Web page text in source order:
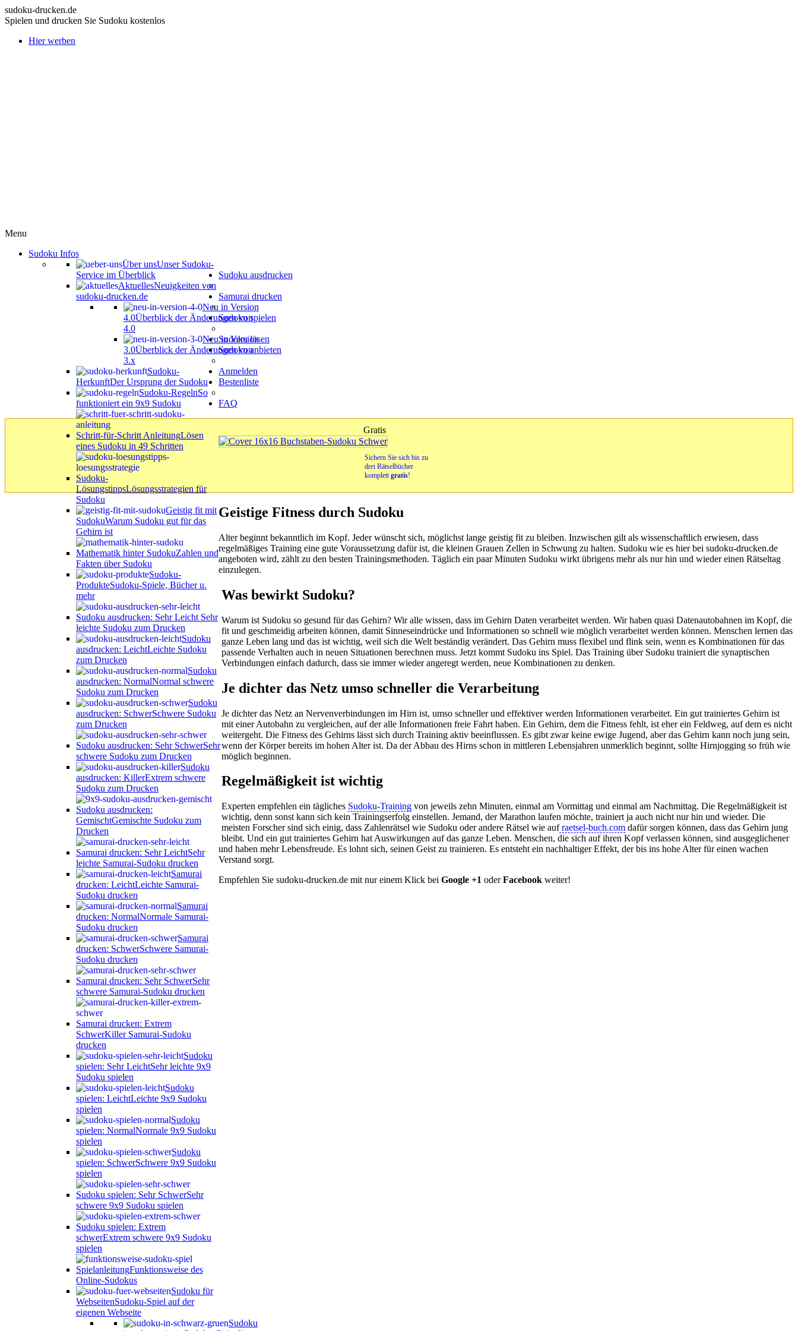
sudoku-drucken.de
Spielen und drucken Sie Sudoku kostenlos
Hier werben
Menu
Sudoku Infos
Über unsUnser Sudoku-
Service im Überblick
AktuellesNeuigkeiten von
sudoku-drucken.de
Neu in Version
4.0Überblick der Änderungen von
4.0
Neu in Version
3.0Überblick der Änderungen von
3.x
Sudoku-
HerkunftDer Ursprung der Sudoku
Sudoku-RegelnSo
funktioniert ein 9x9 Sudoku
Schritt-für-Schritt AnleitungLösen
eines Sudoku in 49 Schritten
Sudoku-
LösungstippsLösungsstrategien für
Sudoku
Geistig fit mit
SudokuWarum Sudoku gut für das
Gehirn ist
Mathematik hinter SudokuZahlen und
Fakten über Sudoku
Sudoku-
ProdukteSudoku-Spiele, Bücher u.
mehr
Sudoku ausdrucken
Sudoku ausdrucken: Sehr Leicht Sehr
leichte Sudoku zum Drucken
Sudoku
ausdrucken: LeichtLeichte Sudoku
zum Drucken
Sudoku
ausdrucken: NormalNormal schwere
Sudoku zum Drucken
Sudoku
ausdrucken: SchwerSchwere Sudoku
zum Drucken
Sudoku ausdrucken: Sehr SchwerSehr
schwere Sudoku zum Drucken
Sudoku
ausdrucken: KillerExtrem schwere
Sudoku zum Drucken
Sudoku ausdrucken:
GemischtGemischte Sudoku zum
Drucken
Samurai drucken
Samurai drucken: Sehr LeichtSehr
leichte Samurai-Sudoku drucken
Samurai
drucken: LeichtLeichte Samurai-
Sudoku drucken
Samurai
drucken: NormalNormale Samurai-
Sudoku drucken
Samurai
drucken: SchwerSchwere Samurai-
Sudoku drucken
Samurai drucken: Sehr SchwerSehr
schwere Samurai-Sudoku drucken
Samurai drucken: Extrem
SchwerKiller Samurai-Sudoku
drucken
Sudoku spielen
Sudoku
spielen: Sehr LeichtSehr leichte 9x9
Sudoku spielen
Sudoku
spielen: LeichtLeichte 9x9 Sudoku
spielen
Sudoku
spielen: NormalNormale 9x9 Sudoku
spielen
Sudoku
spielen: SchwerSchwere 9x9 Sudoku
spielen
Sudoku spielen: Sehr SchwerSehr
schwere 9x9 Sudoku spielen
Sudoku spielen: Extrem
schwerExtrem schwere 9x9 Sudoku
spielen
SpielanleitungFunktionsweise des
Online-Sudokus
Sudoku lösen
Sudoku anbieten
Sudoku für
WebseitenSudoku-Spiel auf der
eigenen Webseite
Sudoku
Anmelden
Bestenliste
FAQ
Gratis
Sichern Sie sich bis zu
drei Rätselbücher
komplettgratis!
Geistige Fitness durch Sudoku
Alter beginnt bekanntlich im Kopf. Jeder wünscht sich, möglichst lange geistig fit zu bleiben. Inzwischen gilt als wissenschaftlich erwiesen, dass
regelmäßiges Training eine gute Voraussetzung dafür ist, die kleinen Grauen Zellen in Schwung zu halten. Sudoku wie es hier bei sudoku-drucken.de
angeboten wird, zählt zu den besten Trainingsmethoden. Täglich ein paar Minuten Sudoku wirkt übrigens mehr als nur hin und wieder einen Rätseltag
einzulegen.
Was bewirkt Sudoku?
Warum ist Sudoku so gesund für das Gehirn? Wir alle wissen, dass im Gehirn Daten verarbeitet werden. Wir haben quasi Datenautobahnen im Kopf, die
fit und geschmeidig arbeiten können, damit Sinneseindrücke und Informationen so schnell wie möglich verarbeitet werden können. Menschen lernen das
ganze Leben lang und das ist wichtig, weil sich die Welt beständig verändert. Das Gehirn muss flexibel und flink sein, wenn es Kombinationen für das
passende Verhalten auch in neuen Situationen berechnen muss. Jetzt kommt Sudoku ins Spiel. Das Training über Sudoku trainiert die synaptischen
Verbindungen einfach dadurch, dass sie immer wieder angeregt werden, neue Kombinationen zu denken.
Je dichter das Netz umso schneller die Verarbeitung
Je dichter das Netz an Nervenverbindungen im Hirn ist, umso schneller und effektiver werden Informationen verarbeitet. Ein gut trainiertes Gehirn ist
mit einer Autobahn zu vergleichen, auf der alle Informationen freie Fahrt haben. Ein Gehirn, dem die Fitness fehlt, ist eher ein Feldweg, auf dem es nicht
weitergeht. Die Fitness des Gehirns lässt sich durch Training aktiv beeinflussen. Es gibt zwar keine ewige Jugend, aber das Gehirn kann noch jung sein,
wenn der Körper bereits im hohen Alter ist. Da der Abbau des Hirns schon in mittleren Lebensjahren unmerklich beginnt, sollte Hirnjogging so früh wie
möglich beginnen.
Regelmäßigkeit ist wichtig
Experten empfehlen ein tägliches Sudoku-Training von jeweils zehn Minuten, einmal am Vormittag und einmal am Nachmittag. Die Regelmäßigkeit ist
wichtig, denn sonst kann sich kein Trainingserfolg einstellen. Jemand, der Marathon laufen möchte, trainiert ja auch nicht nur hin und wieder. Die
meisten Forscher sind sich einig, dass Zahlenrätsel wie Sudoku oder andere Rätsel wie aufraetsel-buch.com dafür sorgen können, dass das Gehirn jung
bleibt. Und ein gut trainiertes Gehirn hat Auswirkungen auf das ganze Leben. Menschen, die sich auf ihren Kopf verlassen können, sind ausgeglichener
und haben mehr Lebensfreude. Es lohnt sich, seinen Geist zu trainieren. Es entsteht ein nachhaltiger Effekt, der bis ins hohe Alter für einen wachen
Verstand sorgt.
Empfehlen Sie sudoku-drucken.de mit nur einem Klick bei Google +1 oderFacebook weiter!